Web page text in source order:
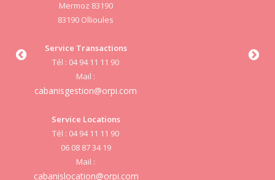
Mermoz 83190
83190 Ollioules
Service Transactions
Tél : 04 94 11 11 90
Mail :
cabanisgestion@orpi.com
Service Locations
Tél : 04 94 11 11 90
06 08 87 34 19
Mail :
cabanislocation@orpi.com